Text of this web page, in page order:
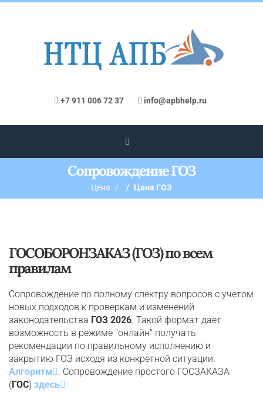
+7 911 006 72 37 info@apbhelp.ru
Сопровождение ГОЗ
Цена Цена ГОЗ
ГОСОБОРОНЗАКАЗ (ГОЗ) по всем
правилам
Сопровождение по полному спектру вопросов с учетом
новых подходов к проверкам и изменений
законодательства ГОЗ 2026. Такой формат дает
возможность в режиме "онлайн" получать
рекомендации по правильному исполнению и
закрытию ГОЗ исходя из конкретной ситуации.
Алгоритм
. Сопровождение простого ГОСЗАКАЗА
(ГОС) здесь